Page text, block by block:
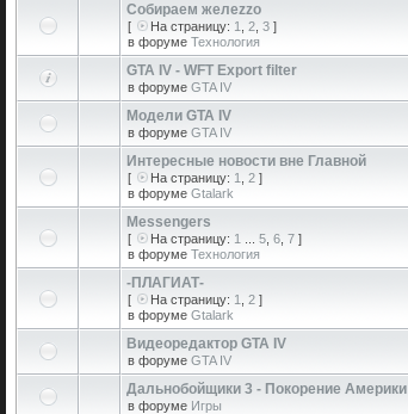
Собираем желеzzо
[ На страницу: 1 2 3 ]
в форуме Технология
GTA IV - WFT Export filter
в форуме GTA IV
Модели GTA IV
в форуме GTA IV
Интересные новости вне Главной
[ На страницу: 1 2 ]
в форуме Gtalark
Messengers
[ На страницу: 1 5 6 7 ]
в форуме Технология
-ПЛАГИАТ-
[ На страницу: 1 2 ]
в форуме Gtalark
Видеоредактор GTA IV
в форуме GTA IV
Дальнобойщики 3 - Покорение Америки
в форуме Игры